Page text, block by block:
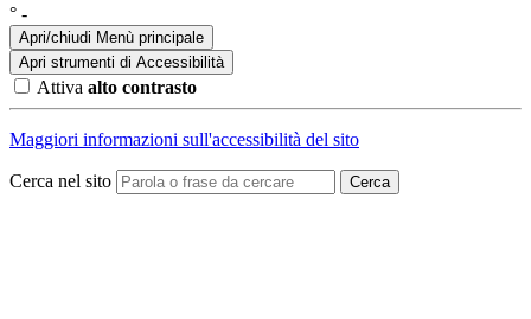
° -
Apri/chiudi Menù principale
Apri strumenti di Accessibilità
Attiva alto contrasto
Maggiori informazioni sull'accessibilità del sito
Cerca nel sito Cerca